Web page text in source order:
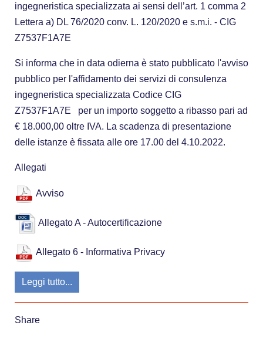
ingegneristica specializzata ai sensi dell’art. 1 comma 2
Lettera a) DL 76/2020 conv. L. 120/2020 e s.m.i. - CIG
Z7537F1A7E
Si informa che in data odierna è stato pubblicato l'avviso
pubblico per l'affidamento dei servizi di consulenza
ingegneristica specializzata Codice CIG
Z7537F1A7E per un importo soggetto a ribasso pari ad
€ 18.000,00 oltre IVA. La scadenza di presentazione
delle istanze è fissata alle ore 17.00 del 4.10.2022.
Allegati
Avviso
Allegato A - Autocertificazione
Allegato 6 - Informativa Privacy
Leggi tutto...
Share